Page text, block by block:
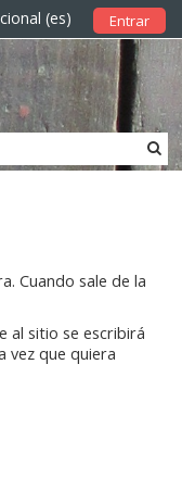
Entrar
‎(es)‎
Cuando sale de la
al sitio se escribirá
vez que quiera